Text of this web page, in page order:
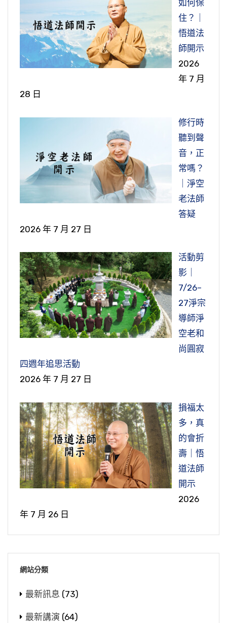
如何保
住？｜
悟道法
師開示
2026
年 7 月
28 日
修行時
聽到聲
音，正
常嗎？
｜淨空
老法師
答疑
2026 年 7 月 27 日
活動剪
影｜
7/26–
27淨宗
導師淨
空老和
尚圓寂
四週年追思活動
2026 年 7 月 27 日
損福太
多，真
的會折
壽｜悟
道法師
開示
2026
年 7 月 26 日
網站分類
最新訊息 (73)
最新講演 (64)